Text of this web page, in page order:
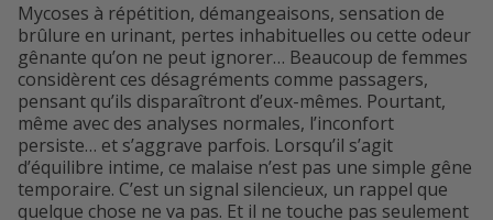
Mycoses à répétition, démangeaisons, sensation de
brûlure en urinant, pertes inhabituelles ou cette odeur
gênante qu’on ne peut ignorer… Beaucoup de femmes
considèrent ces désagréments comme passagers,
pensant qu’ils disparaîtront d’eux-mêmes. Pourtant,
même avec des analyses normales, l’inconfort
persiste… et s’aggrave parfois. Lorsqu’il s’agit
d’équilibre intime, ce malaise n’est pas une simple gêne
temporaire. C’est un signal silencieux, un rappel que
quelque chose ne va pas. Et il ne touche pas seulement